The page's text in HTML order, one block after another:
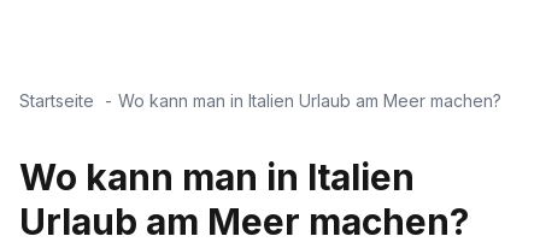
Startseite Wo kann man in Italien Urlaub am Meer machen?
Wo kann man in Italien
Urlaub am Meer machen?